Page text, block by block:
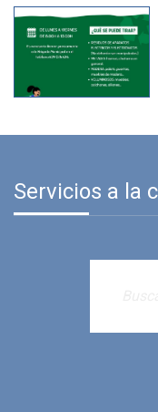
Servicios a la